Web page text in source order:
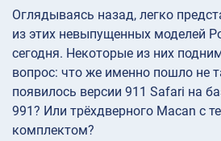
Оглядываясь назад, легко
из этих невыпущенных моделей
сегодня. Некоторые из них
вопрос: что же именно пошло не
появилось версии 911 Safari на
991? Или трёхдверного Macan с
комплектом?